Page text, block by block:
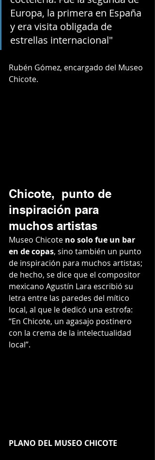
Europa, la primera en España
y era visita obligada de
estrellas internacional"
Rubén Gómez, encargado del Museo
Chicote.
Chicote,  punto de
inspiración para
muchos artistas
Museo Chicote no solo fue un bar
en de copas, sino también un punto
de inspiración para muchos artistas;
de hecho, se dice que el compositor
mexicano Agustín Lara escribió su
letra entre las paredes del mítico
local, al que le dedicó una estrofa:
“En Chicote, un agasajo postinero
con la crema de la intelectualidad
local”.
PLANO DEL MUSEO CHICOTE